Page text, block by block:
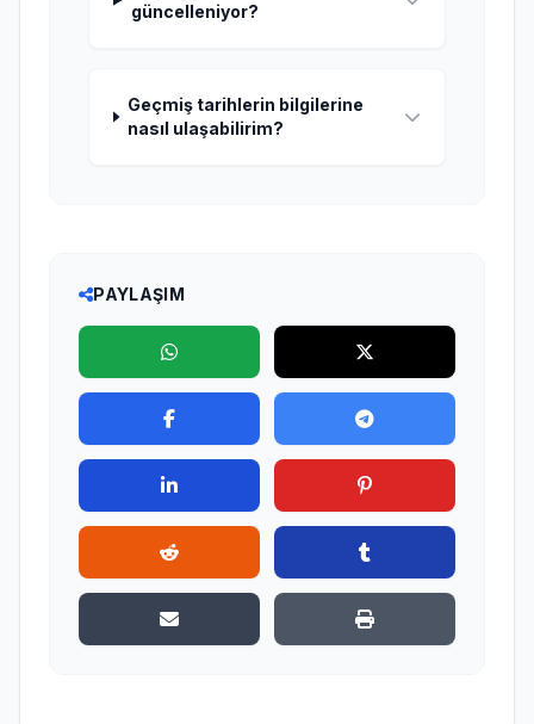
güncelleniyor?
Geçmiş tarihlerin bilgilerine
nasıl ulaşabilirim?
PAYLAŞIM